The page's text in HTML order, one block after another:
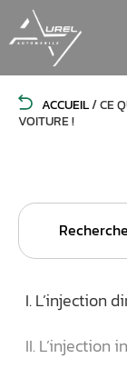
ACCUEIL/CE
VOITURE !
Search
I. L’injection
II. L’injection